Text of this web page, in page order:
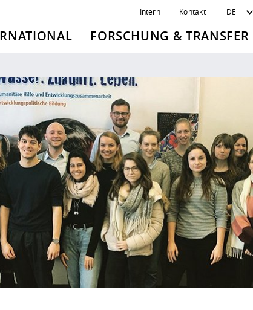
Intern Kontakt DE
FORSCHUNG & TRANSFER